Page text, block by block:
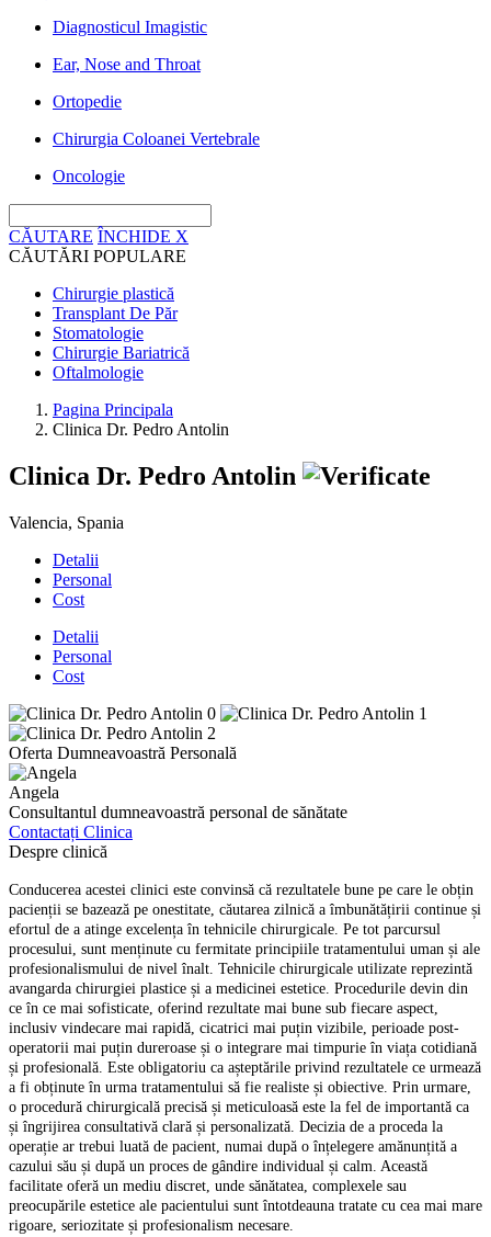
Diagnosticul Imagistic
Ear, Nose and Throat
Ortopedie
Chirurgia Coloanei Vertebrale
Oncologie
CĂUTARE ÎNCHIDE X
CĂUTĂRI POPULARE
Chirurgie plastică
Transplant De Păr
Stomatologie
Chirurgie Bariatrică
Oftalmologie
Pagina Principala
Clinica Dr. Pedro Antolin
Clinica Dr. Pedro Antolin
Valencia, Spania
Detalii
Personal
Cost
Detalii
Personal
Cost
Oferta Dumneavoastră Personală
Angela
Consultantul dumneavoastră personal de sănătate
Contactați Clinica
Despre clinică
Conducerea acestei clinici este convinsă că rezultatele bune pe care le obțin
pacienții se bazează pe onestitate, căutarea zilnică a îmbunătățirii continue și
efortul de a atinge excelența în tehnicile chirurgicale. Pe tot parcursul
procesului, sunt menținute cu fermitate principiile tratamentului uman și ale
profesionalismului de nivel înalt. Tehnicile chirurgicale utilizate reprezintă
avangarda chirurgiei plastice și a medicinei estetice. Procedurile devin din
ce în ce mai sofisticate, oferind rezultate mai bune sub fiecare aspect,
inclusiv vindecare mai rapidă, cicatrici mai puțin vizibile, perioade post-
operatorii mai puțin dureroase și o integrare mai timpurie în viața cotidiană
și profesională. Este obligatoriu ca așteptările privind rezultatele ce urmează
a fi obținute în urma tratamentului să fie realiste și obiective. Prin urmare,
o procedură chirurgicală precisă și meticuloasă este la fel de importantă ca
și îngrijirea consultativă clară și personalizată. Decizia de a proceda la
operație ar trebui luată de pacient, numai după o înțelegere amănunțită a
cazului său și după un proces de gândire individual și calm. Această
facilitate oferă un mediu discret, unde sănătatea, complexele sau
preocupările estetice ale pacientului sunt întotdeauna tratate cu cea mai mare
rigoare, seriozitate și profesionalism necesare.